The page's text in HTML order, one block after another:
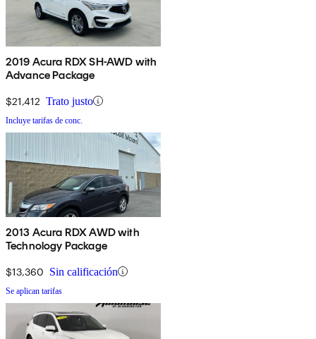
2019 Acura RDX SH-AWD with
Advance Package
$21,412 Trato justo
Incluye tarifas de conc.
2013 Acura RDX AWD with
Technology Package
$13,360 Sin calificación
Se aplican tarifas